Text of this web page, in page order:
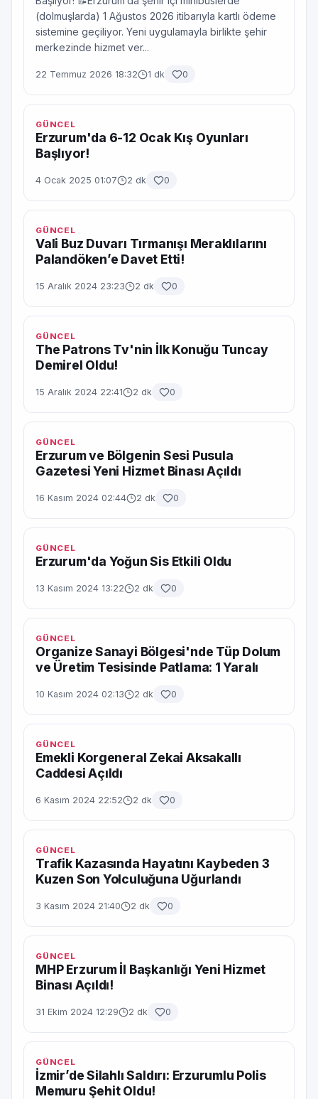
(dolmuşlarda) 1 Ağustos 2026 itibarıyla kartlı ödeme
sistemine geçiliyor. Yeni uygulamayla birlikte şehir
merkezinde hizmet ver...
22 Temmuz 2026 18:32 1 dk 0
GÜNCEL
Erzurum'da 6-12 Ocak Kış Oyunları
Başlıyor!
4 Ocak 2025 01:07 2 dk 0
GÜNCEL
Vali Buz Duvarı Tırmanışı Meraklılarını
Palandöken’e Davet Etti!
15 Aralık 2024 23:23 2 dk 0
GÜNCEL
The Patrons Tv'nin İlk Konuğu Tuncay
Demirel Oldu!
15 Aralık 2024 22:41 2 dk 0
GÜNCEL
Erzurum ve Bölgenin Sesi Pusula
Gazetesi Yeni Hizmet Binası Açıldı
16 Kasım 2024 02:44 2 dk 0
GÜNCEL
Erzurum'da Yoğun Sis Etkili Oldu
13 Kasım 2024 13:22 2 dk 0
GÜNCEL
Organize Sanayi Bölgesi'nde Tüp Dolum
ve Üretim Tesisinde Patlama: 1 Yaralı
10 Kasım 2024 02:13 2 dk 0
GÜNCEL
Emekli Korgeneral Zekai Aksakallı
Caddesi Açıldı
6 Kasım 2024 22:52 2 dk 0
GÜNCEL
Trafik Kazasında Hayatını Kaybeden 3
Kuzen Son Yolculuğuna Uğurlandı
3 Kasım 2024 21:40 2 dk 0
GÜNCEL
MHP Erzurum İl Başkanlığı Yeni Hizmet
Binası Açıldı!
31 Ekim 2024 12:29 2 dk 0
GÜNCEL
İzmir’de Silahlı Saldırı: Erzurumlu Polis
Memuru Şehit Oldu!